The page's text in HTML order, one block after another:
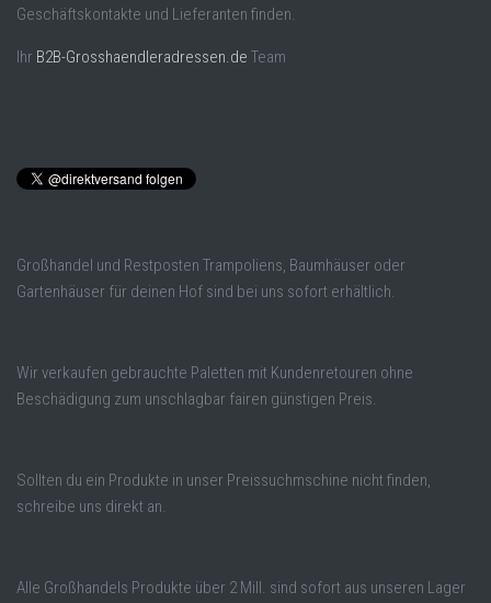
Geschäftskontakte und Lieferanten finden.
Ihr B2B-Grosshaendleradressen.de Team
Großhandel und Restposten Trampoliens, Baumhäuser oder
Gartenhäuser für deinen Hof sind bei uns sofort erhältlich.
Wir verkaufen gebrauchte Paletten mit Kundenretouren ohne
Beschädigung zum unschlagbar fairen günstigen Preis.
Sollten du ein Produkte in unser Preissuchmschine nicht finden,
schreibe uns direkt an.
Alle Großhandels Produkte über 2 Mill. sind sofort aus unseren Lager